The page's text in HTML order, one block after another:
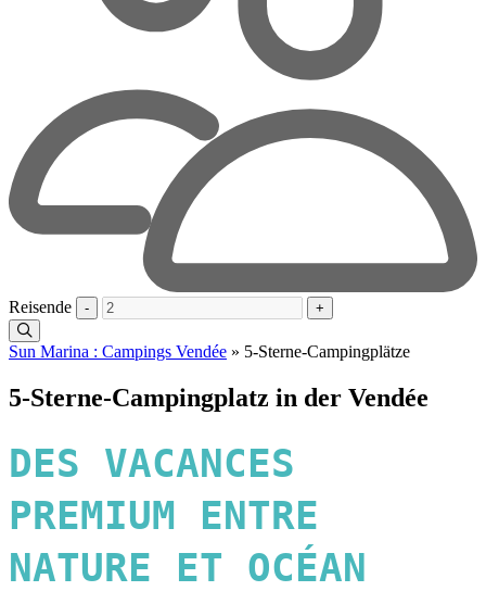
Reisende - +
Sun Marina : Campings Vendée » 5-Sterne-Campingplätze
5-Sterne-Campingplatz in der Vendée
DES VACANCES
PREMIUM ENTRE
NATURE ET OCÉAN